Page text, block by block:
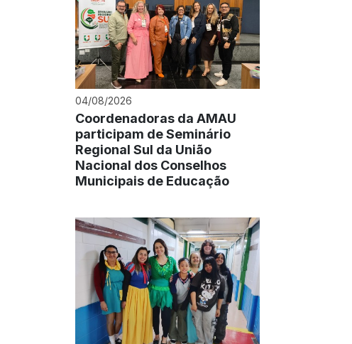
04/08/2026
Coordenadoras da AMAU
participam de Seminário
Regional Sul da União
Nacional dos Conselhos
Municipais de Educação